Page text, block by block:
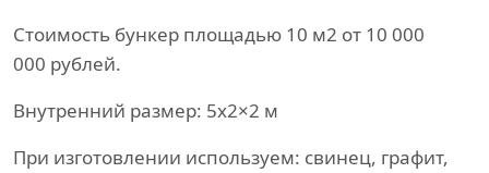
Стоимость бункер площадью 10 м2 от 10 000
000 рублей.
Внутренний размер: 5х2×2 м
При изготовлении используем: свинец, графит,